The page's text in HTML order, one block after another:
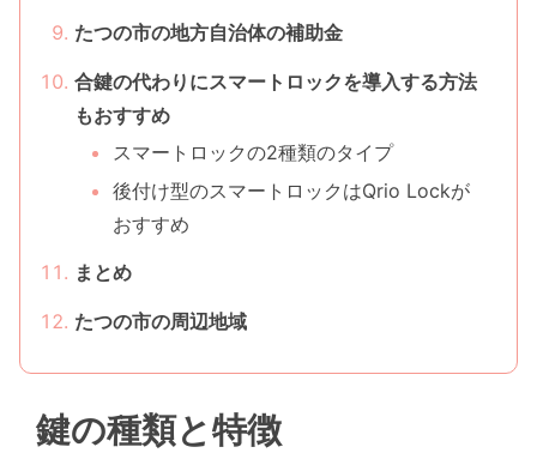
たつの市の地方自治体の補助金
合鍵の代わりにスマートロックを導入する方法
もおすすめ
スマートロックの2種類のタイプ
後付け型のスマートロックはQrio Lockが
おすすめ
まとめ
たつの市の周辺地域
鍵の種類と特徴